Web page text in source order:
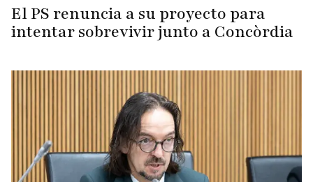
El PS renuncia a su proyecto para
intentar sobrevivir junto a Concòrdia